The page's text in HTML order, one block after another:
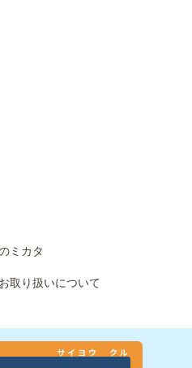
ミカタ
取り扱いについて
サイヨウ クル